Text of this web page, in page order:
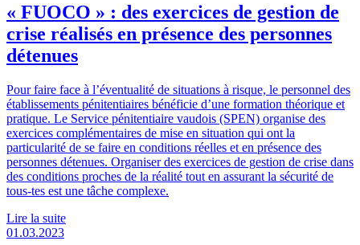
« FUOCO » : des exercices de gestion de
crise réalisés en présence des personnes
détenues
Pour faire face à l’éventualité de situations à risque, le personnel des
établissements pénitentiaires bénéficie d’une formation théorique et
pratique. Le Service pénitentiaire vaudois (SPEN) organise des
exercices complémentaires de mise en situation qui ont la
particularité de se faire en conditions réelles et en présence des
personnes détenues. Organiser des exercices de gestion de crise dans
des conditions proches de la réalité tout en assurant la sécurité de
tous-tes est une tâche complexe.
Lire la suite
01.03.2023